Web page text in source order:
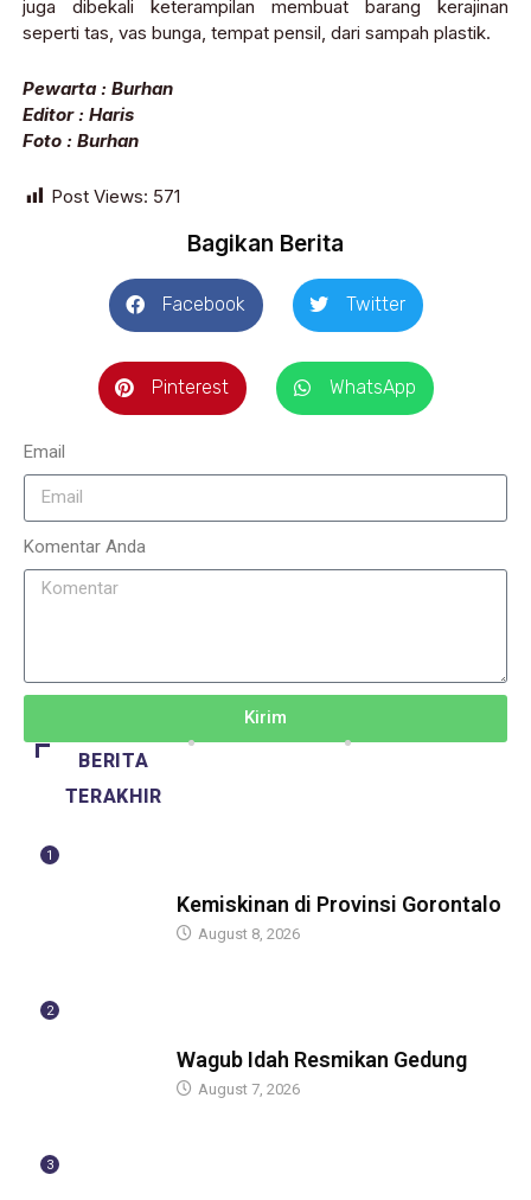
juga dibekali keterampilan membuat barang kerajinan
seperti tas, vas bunga, tempat pensil, dari sampah plastik.
Pewarta : Burhan
Editor : Haris
Foto : Burhan
Post Views: 571
Bagikan Berita
Facebook Twitter
Pinterest WhatsApp
Email
Komentar Anda
Kirim
BERITA
TERAKHIR
1
Kemiskinan di Provinsi Gorontalo
August 8, 2026
2
Wagub Idah Resmikan Gedung
August 7, 2026
3